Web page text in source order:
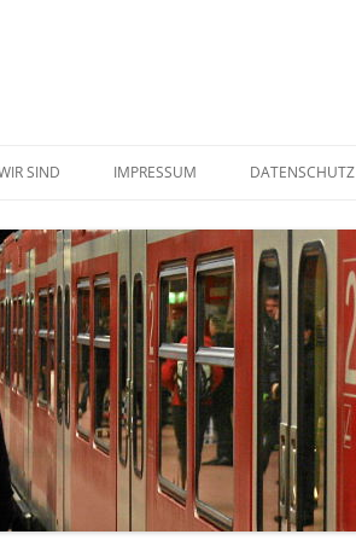
SIND IMPRESSUM DATENSCHUTZ